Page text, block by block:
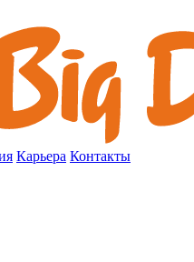
Карьера Контакты